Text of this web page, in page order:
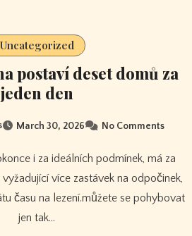
Uncategorized
postaví deset domů za
jeden den
March 30, 2026 No Comments
více zastávek na odpočinek,
času na lezení.můžete se pohybovat
jen tak…